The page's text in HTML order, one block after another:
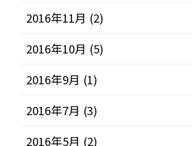
2016年11月 (2)
2016年10月 (5)
2016年9月 (1)
2016年7月 (3)
2016年5月 (2)